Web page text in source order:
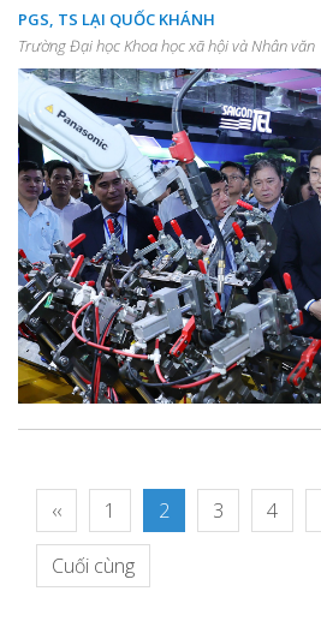
PGS, TS LẠI QUỐC KHÁNH
Trường Đại học Khoa học xã hội và Nhân văn
‹‹ 1 2 3 4
Cuối cùng